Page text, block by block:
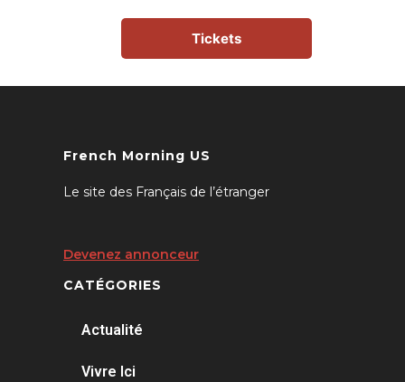
Tickets
French Morning US
Le site des Français de l’étranger
Devenez annonceur
CATÉGORIES
Actualité
Vivre Ici